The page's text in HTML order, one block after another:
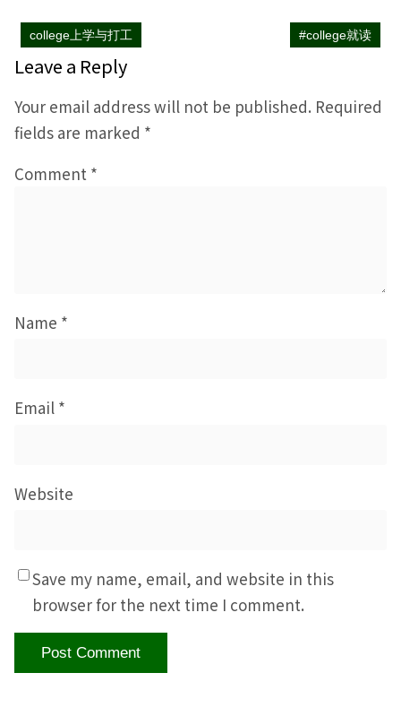
college上学与打工 #college就读
Leave a Reply
Your email address will not be published. Required
fields are marked *
Comment *
Name *
Email *
Website
Save my name, email, and website in this
browser for the next time I comment.